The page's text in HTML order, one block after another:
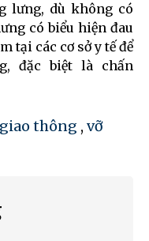
lưng, dù không có
có biểu hiện đau
tại các cơ sở y tế để
đặc biệt là chấn
thông , vỡ